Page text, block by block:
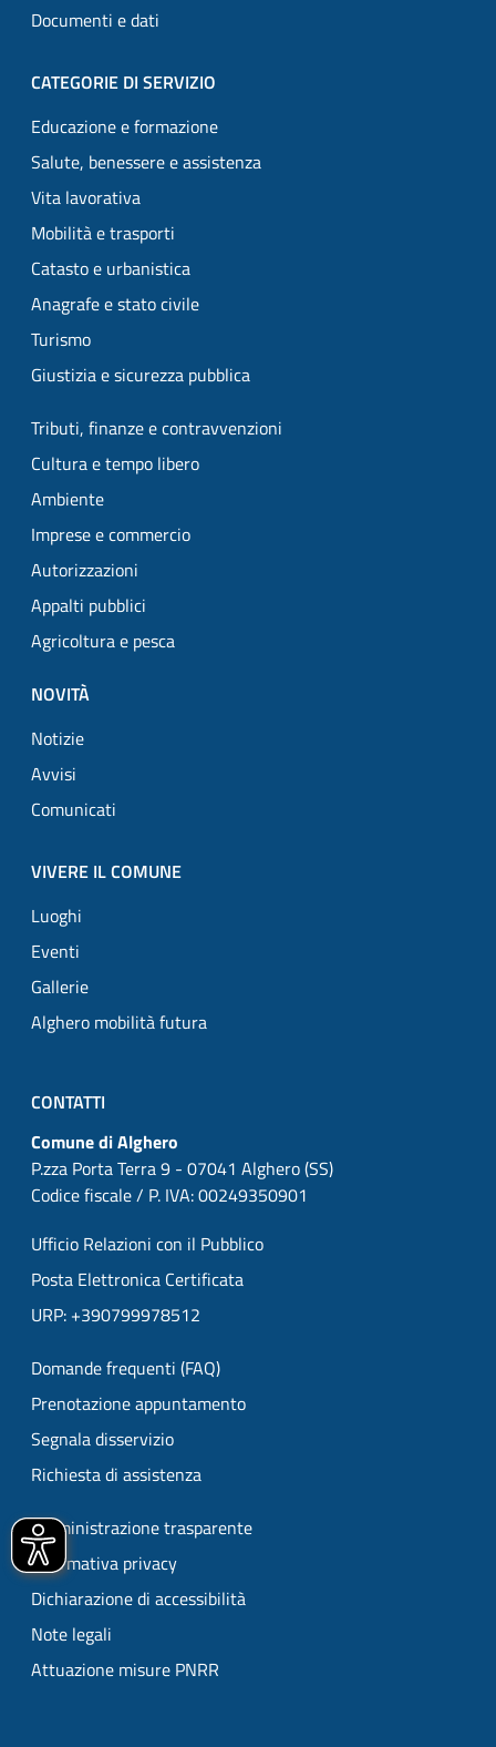
Documenti e dati
CATEGORIE DI SERVIZIO
Educazione e formazione
Salute, benessere e assistenza
Vita lavorativa
Mobilità e trasporti
Catasto e urbanistica
Anagrafe e stato civile
Turismo
Giustizia e sicurezza pubblica
Tributi, finanze e contravvenzioni
Cultura e tempo libero
Ambiente
Imprese e commercio
Autorizzazioni
Appalti pubblici
Agricoltura e pesca
NOVITÀ
Notizie
Avvisi
Comunicati
VIVERE IL COMUNE
Luoghi
Eventi
Gallerie
Alghero mobilità futura
CONTATTI
Comune di Alghero
P.zza Porta Terra 9 - 07041 Alghero (SS)
Codice fiscale / P. IVA: 00249350901
Ufficio Relazioni con il Pubblico
Posta Elettronica Certificata
URP: +390799978512
Domande frequenti (FAQ)
Prenotazione appuntamento
Segnala disservizio
Richiesta di assistenza
Amministrazione trasparente
Informativa privacy
Dichiarazione di accessibilità
Note legali
Attuazione misure PNRR